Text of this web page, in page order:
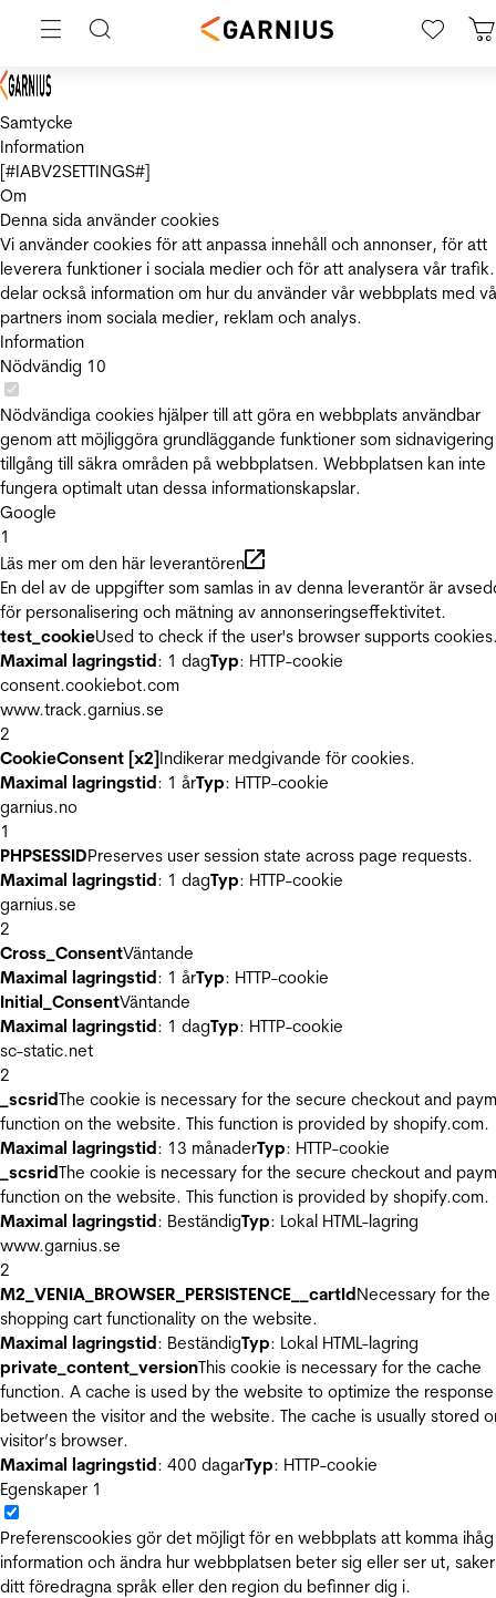
Samtycke
Information
[#IABV2SETTINGS#]
Om
Denna sida använder cookies
Vi använder cookies för att anpassa innehåll och annonser, för att
leverera funktioner i sociala medier och för att analysera vår
delar också information om hur du använder vår webbplats med
partners inom sociala medier, reklam och analys.
Information
Nödvändig 10
Nödvändiga cookies hjälper till att göra en webbplats användbar
genom att möjliggöra grundläggande funktioner som
tillgång till säkra områden på webbplatsen. Webbplatsen kan inte
fungera optimalt utan dessa informationskapslar.
Google
1
Läs mer om den här leverantören
En del av de uppgifter som samlas in av denna leverantör är
för personalisering och mätning av annonseringseffektivitet.
test_cookieUsed to check if the user's browser supports
Maximal lagringstid: 1 dagTyp: HTTP-cookie
consent.cookiebot.com
www.track.garnius.se
2
CookieConsent [x2]Indikerar medgivande för cookies.
Maximal lagringstid: 1 årTyp: HTTP-cookie
garnius.no
1
PHPSESSIDPreserves user session state across page requests.
Maximal lagringstid: 1 dagTyp: HTTP-cookie
garnius.se
2
Cross_ConsentVäntande
Maximal lagringstid: 1 årTyp: HTTP-cookie
Initial_ConsentVäntande
Maximal lagringstid: 1 dagTyp: HTTP-cookie
sc-static.net
2
_scsridThe cookie is necessary for the secure checkout and
function on the website. This function is provided by shopify.com.
Maximal lagringstid: 13 månaderTyp: HTTP-cookie
_scsridThe cookie is necessary for the secure checkout and
function on the website. This function is provided by shopify.com.
Maximal lagringstid: BeständigTyp: Lokal HTML-lagring
www.garnius.se
2
M2_VENIA_BROWSER_PERSISTENCE__cartIdNecessary for the
shopping cart functionality on the website.
Maximal lagringstid: BeständigTyp: Lokal HTML-lagring
private_content_versionThis cookie is necessary for the cache
function. A cache is used by the website to optimize the
between the visitor and the website. The cache is usually stored
visitor’s browser.
Maximal lagringstid: 400 dagarTyp: HTTP-cookie
Egenskaper 1
Preferenscookies gör det möjligt för en webbplats att komma ihåg
information och ändra hur webbplatsen beter sig eller ser ut,
ditt föredragna språk eller den region du befinner dig i.